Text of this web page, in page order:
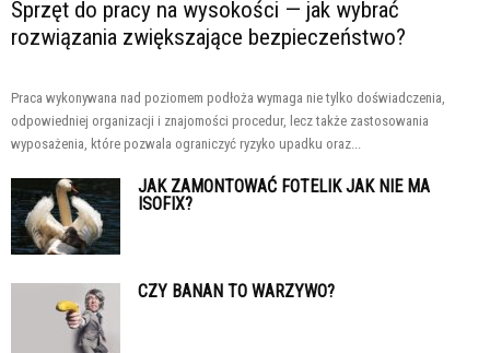
Sprzęt do pracy na wysokości — jak wybrać
rozwiązania zwiększające bezpieczeństwo?
Praca wykonywana nad poziomem podłoża wymaga nie tylko doświadczenia,
odpowiedniej organizacji i znajomości procedur, lecz także zastosowania
wyposażenia, które pozwala ograniczyć ryzyko upadku oraz...
JAK ZAMONTOWAĆ FOTELIK JAK NIE MA
ISOFIX?
CZY BANAN TO WARZYWO?